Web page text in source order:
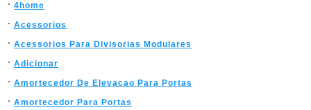
4home
Acessorios
Acessorios Para Divisorias Modulares
Adicionar
Amortecedor De Elevacao Para Portas
Amortecedor Para Portas